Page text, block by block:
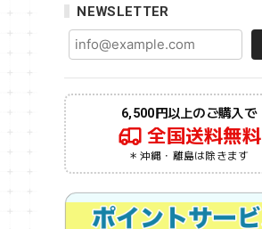
NEWSLETTER
6,500円以上のご購入で
全国送料無料
＊沖縄・離島は除きます